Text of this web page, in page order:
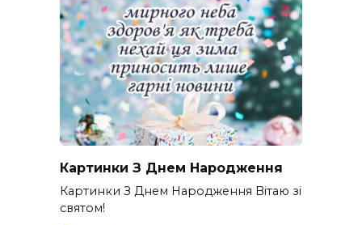
Картинки З Днем Народження
Картинки З Днем Народження Вітаю зі
святом!